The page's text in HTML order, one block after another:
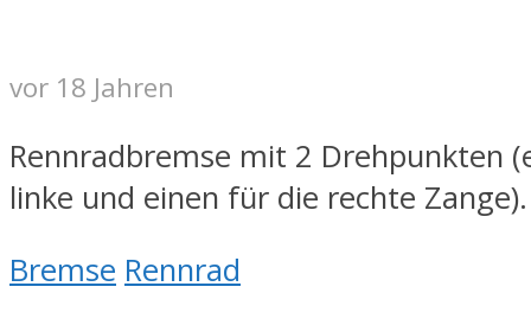
vor 18 Jahren
Rennradbremse mit 2 Drehpunkten
linke und einen für die rechte Zange).
Bremse Rennrad